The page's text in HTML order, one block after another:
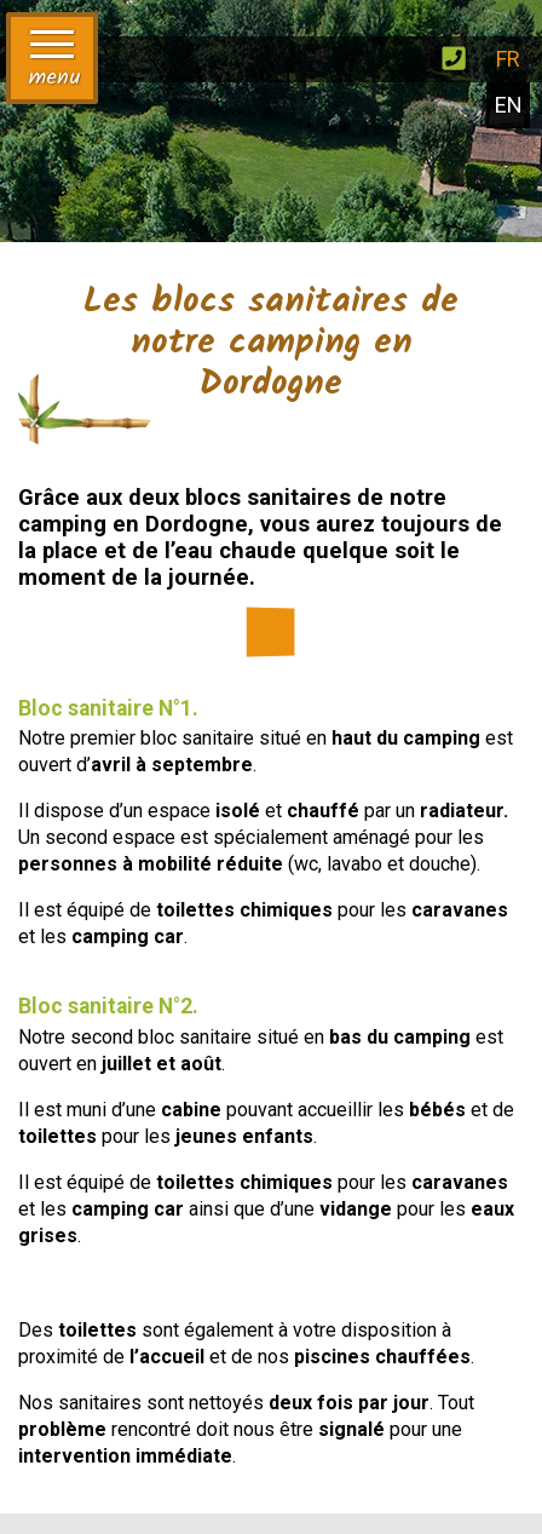
FR
EN
menu
Les blocs sanitaires de
notre camping en
Dordogne
Grâce aux deux blocs sanitaires de notre
camping en Dordogne, vous aurez toujours de
la place et de l’eau chaude quelque soit le
moment de la journée.
Bloc sanitaire N°1.
Notre premier bloc sanitaire situé en haut du camping est
ouvert d’avril à septembre.
Il dispose d’un espace isolé et chauffé par un radiateur.
Un second espace est spécialement aménagé pour les
personnes à mobilité réduite (wc, lavabo et douche).
Il est équipé de toilettes chimiques pour les caravanes
et les camping car.
Bloc sanitaire N°2.
Notre second bloc sanitaire situé en bas du camping est
ouvert en juillet et août.
Il est muni d’une cabine pouvant accueillir les bébés et de
toilettes pour les jeunes enfants.
Il est équipé de toilettes chimiques pour les caravanes
et les camping car ainsi que d’une vidange pour les eaux
grises.
Des toilettes sont également à votre disposition à
proximité de l’accueil et de nos piscines chauffées.
Nos sanitaires sont nettoyés deux fois par jour. Tout
problème rencontré doit nous être signalé pour une
intervention immédiate.